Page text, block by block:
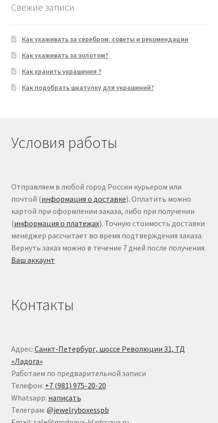
Свежие записи
Как ухаживать за серебром: советы и рекомендации
Как ухаживать за золотом?
Как хранить украшения ?
Как подобрать шкатулку для украшений?
Условия работы
Отправляем в любой город России курьером или
почтой (информация о доставке). Оплатить можно
картой при оформлении заказа, либо при получении
(информация о платежах). Точную стоимость доставки
менеджер рассчитает во время подтверждения заказа.
Вернуть заказ можно в течение 7 дней после получения.
Ваш аккаунт
Контакты
Адрес: Санкт-Петербург, шоссе Революции 31, ТД
«Ладога»
Работаем по предварительной записи
Телефон: +7 (981) 975-20-20
Whatsapp: написать
Телеграм: @jewelryboxesspb